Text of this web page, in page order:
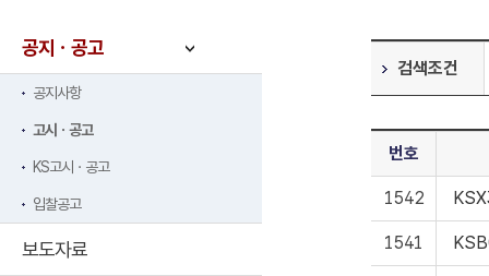
검색조건
번호
1542
1541
공지ㆍ공고
공지사항
고시ㆍ공고
KS고시ㆍ공고
입찰공고
보도자료